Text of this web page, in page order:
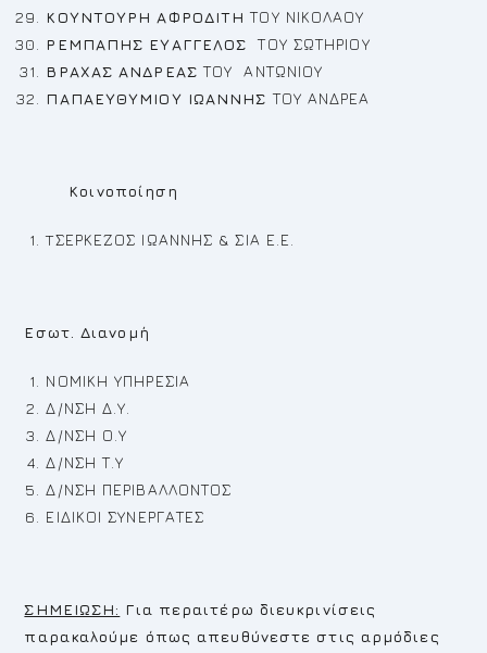
ΚΟΥΝΤΟΥΡΗ ΑΦΡΟΔΙΤΗ ΤΟΥ ΝΙΚΟΛΑΟΥ
ΡΕΜΠΑΠΗΣ ΕΥΑΓΓΕΛΟΣΤΟΥ ΣΩΤΗΡΙΟΥ
ΒΡΑΧΑΣ ΑΝΔΡΕΑΣ ΤΟΥ ΑΝΤΩΝΙΟΥ
ΠΑΠΑΕΥΘΥΜΙΟΥ ΙΩΑΝΝΗΣ ΤΟΥ ΑΝΔΡΕΑ
Κοινοποίηση
TΣΕΡΚΕΖΟΣ ΙΩΑΝΝΗΣ & ΣΙΑ Ε.Ε.
Εσωτ. Διανομή
ΝΟΜΙΚΗ ΥΠΗΡΕΣΙΑ
Δ/ΝΣΗ Δ.Υ.
Δ/ΝΣΗ Ο.Υ
Δ/ΝΣΗ Τ.Υ
Δ/ΝΣΗ ΠΕΡΙΒΑΛΛΟΝΤΟΣ
ΕΙΔΙΚΟΙ ΣΥΝΕΡΓΑΤΕΣ
ΣΗΜΕΙΩΣΗ: Για περαιτέρω διευκρινίσεις
παρακαλούμε όπως απευθύνεστε στις αρμόδιες